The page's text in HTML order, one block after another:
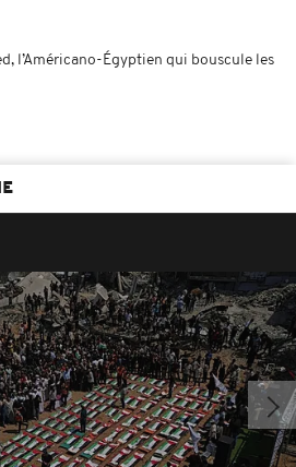
l’Américano-Égyptien qui bouscule les